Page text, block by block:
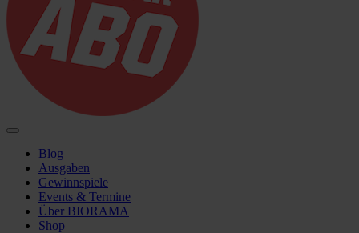
Blog
Ausgaben
Gewinnspiele
Events & Termine
Über BIORAMA
Shop